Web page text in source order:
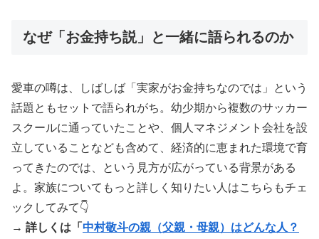
なぜ「お金持ち説」と一緒に語られるのか
愛車の噂は、しばしば「実家がお金持ちなのでは」という
話題ともセットで語られがち。幼少期から複数のサッカー
スクールに通っていたことや、個人マネジメント会社を設
立していることなども含めて、経済的に恵まれた環境で育
ってきたのでは、という見方が広がっている背景がある
よ。家族についてもっと詳しく知りたい人はこちらもチェ
ックしてみて👇
→ 詳しくは「 中村敬斗の親（父親・母親）はどんな人？